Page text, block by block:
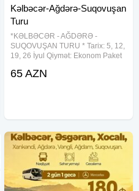
Kəlbəcər-Ağdərə-Suqovuşan
Turu
*KƏLBƏCƏR - AĞDƏRƏ -
SUQOVUŞAN TURU * Tarix: 5, 12,
19, 26 İyul Qiymət: Ekonom Paket
Qiymətə daxildir: Səhər yeməyi
65 AZN